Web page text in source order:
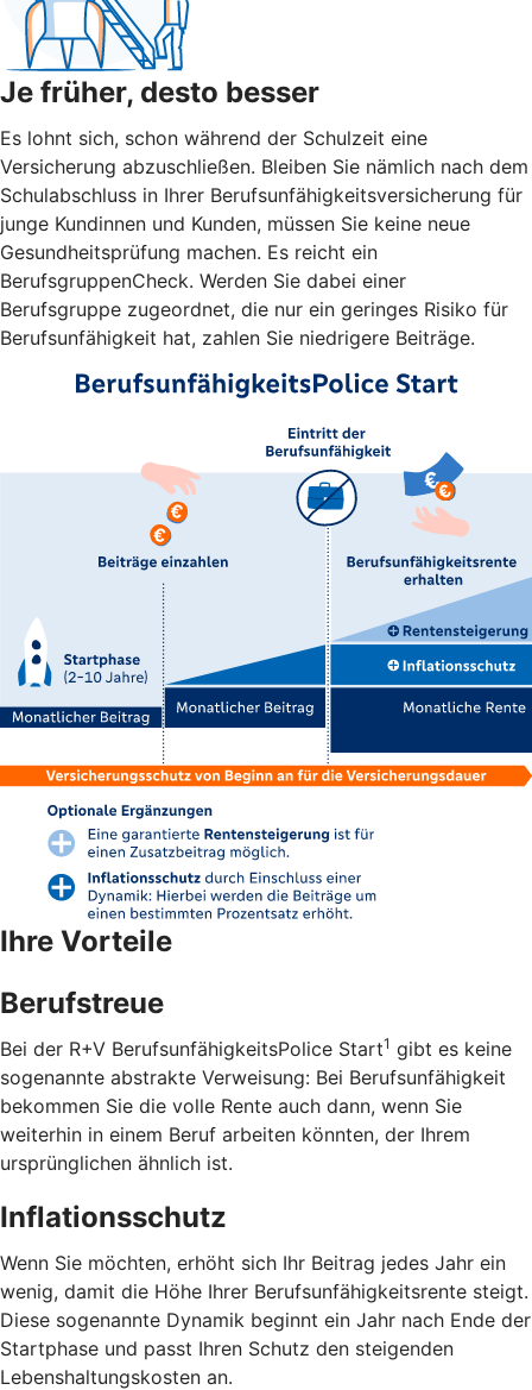
Je früher, desto besser
Es lohnt sich, schon während der Schulzeit eine
Versicherung abzuschließen. Bleiben Sie nämlich nach dem
Schulabschluss in Ihrer Berufsunfähigkeitsversicherung für
junge Kundinnen und Kunden, müssen Sie keine neue
Gesundheitsprüfung machen. Es reicht ein
BerufsgruppenCheck. Werden Sie dabei einer
Berufsgruppe zugeordnet, die nur ein geringes Risiko für
Berufsunfähigkeit hat, zahlen Sie niedrigere Beiträge.
Ihre Vorteile
Berufstreue
Bei der R+V BerufsunfähigkeitsPolice Start1 gibt es keine
sogenannte abstrakte Verweisung: Bei Berufsunfähigkeit
bekommen Sie die volle Rente auch dann, wenn Sie
weiterhin in einem Beruf arbeiten könnten, der Ihrem
ursprünglichen ähnlich ist.
Inflationsschutz
Wenn Sie möchten, erhöht sich Ihr Beitrag jedes Jahr ein
wenig, damit die Höhe Ihrer Berufsunfähigkeitsrente steigt.
Diese sogenannte Dynamik beginnt ein Jahr nach Ende der
Startphase und passt Ihren Schutz den steigenden
Lebenshaltungskosten an.